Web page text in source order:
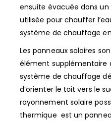
ensuite évacuée dans
utilisée pour chauffer
système de chauffage
Les panneaux solaires
élément supplémentaire
système de chauffage
d’orienter le toit vers le
rayonnement solaire
thermique est un